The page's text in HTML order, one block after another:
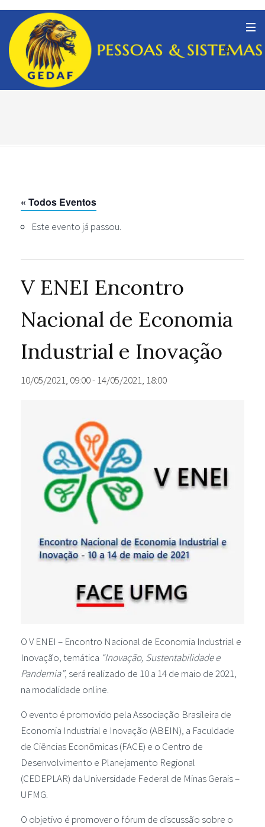
« Todos Eventos
Este evento já passou.
V ENEI Encontro
Nacional de Economia
Industrial e Inovação
10/05/2021, 09:00-14/05/2021, 18:00
O V ENEI – Encontro Nacional de Economia Industrial e
Inovação, temática “Inovação, Sustentabilidade e
Pandemia”, será realizado de 10 a 14 de maio de 2021,
na modalidade online.
O evento é promovido pela Associação Brasileira de
Economia Industrial e Inovação (ABEIN), a Faculdade
de Ciências Econômicas (FACE) e o Centro de
Desenvolvimento e Planejamento Regional
(CEDEPLAR) da Universidade Federal de Minas Gerais –
UFMG.
O objetivo é promover o fórum de discussão sobre o